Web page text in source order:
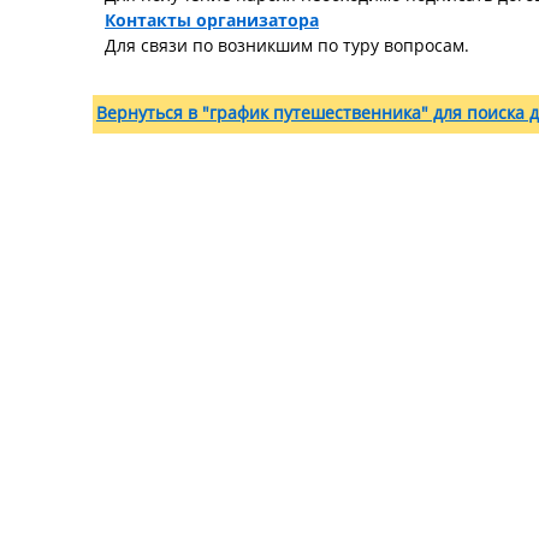
Контакты организатора
Для связи по возникшим по туру вопросам.
Вернуться в "график путешественника" для поиска